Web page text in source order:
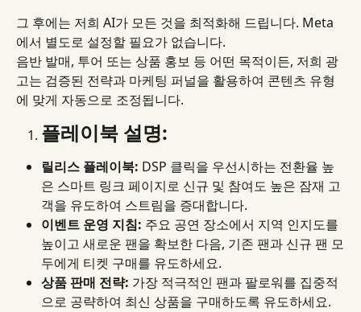
그 후에는 저희 AI가 모든 것을 최적화해 드립니다. Meta
에서 별도로 설정할 필요가 없습니다.
음반 발매, 투어 또는 상품 홍보 등 어떤 목적이든, 저희 광
고는 검증된 전략과 마케팅 퍼널을 활용하여 콘텐츠 유형
에 맞게 자동으로 조정됩니다.
플레이북 설명:
릴리스 플레이북: DSP 클릭을 우선시하는 전환율 높
은 스마트 링크 페이지로 신규 및 참여도 높은 잠재 고
객을 유도하여 스트림을 증대합니다.
이벤트 운영 지침: 주요 공연 장소에서 지역 인지도를
높이고 새로운 팬을 확보한 다음, 기존 팬과 신규 팬 모
두에게 티켓 구매를 유도하세요.
상품 판매 전략: 가장 적극적인 팬과 팔로워를 집중적
으로 공략하여 최신 상품을 구매하도록 유도하세요.